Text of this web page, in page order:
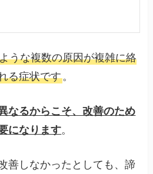
うな複数の原因が複雑に絡
る症状です。
なるからこそ、改善のため
になります。
善しなかったとしても、諦